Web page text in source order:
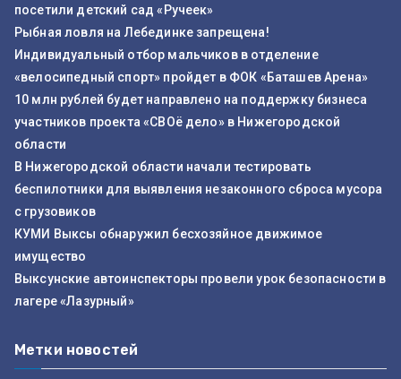
посетили детский сад «Ручеек»
Рыбная ловля на Лебединке запрещена!
Индивидуальный отбор мальчиков в отделение
«велосипедный спорт» пройдет в ФОК «Баташев Арена»
10 млн рублей будет направлено на поддержку бизнеса
участников проекта «СВОё дело» в Нижегородской
области
В Нижегородской области начали тестировать
беспилотники для выявления незаконного сброса мусора
с грузовиков
КУМИ Выксы обнаружил бесхозяйное движимое
имущество
Выксунские автоинспекторы провели урок безопасности в
лагере «Лазурный»
Метки новостей